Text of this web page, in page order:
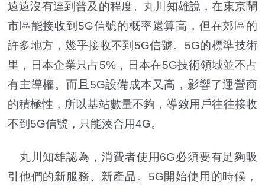
遠遠沒有達到普及的程度。丸川知雄說，在東京鬧
市區能接收到5G信號的概率還算高，但在郊區的
許多地方，幾乎接收不到5G信號。5G的標準技術
里，日本企業只占5%，日本在5G技術領域並不占
有主導權。而且5G設備成本又高，影響了運營商
的積極性，所以基站數量不夠，導致用戶往往接收
不到5G信號，只能湊合用4G。
丸川知雄認為，消費者使用6G必須要有足夠吸
引他們的新服務、新產品。5G開始使用的時候，